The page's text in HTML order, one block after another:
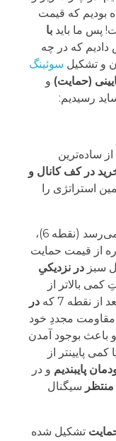
4) متوجه شده بودیم که قیمت
پس ما باید با
تشخیص دادیم که در چه
و تشکیل سوئینگ
(حمایت) و
رسیدیم:
ساده‌ترین
در کف کانال و
استراتژی را
(نقطه 6)،
از قیمت حمایت
در نزدیکیِ
بالاتر از
در
مجددِ خود
نشان دادند و باعث بوجود آمدن
پایینتر از
پایبندیم و در
منتظر سیگنال
تشکیل شده